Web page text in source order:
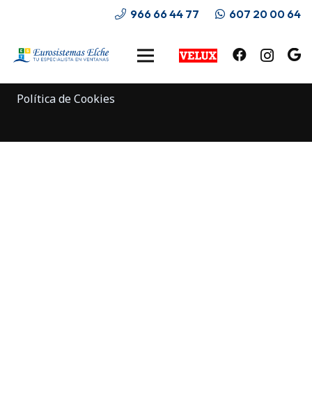
966 66 44 77 607 20 00 64
Política de Privacidad
Política de Cookies